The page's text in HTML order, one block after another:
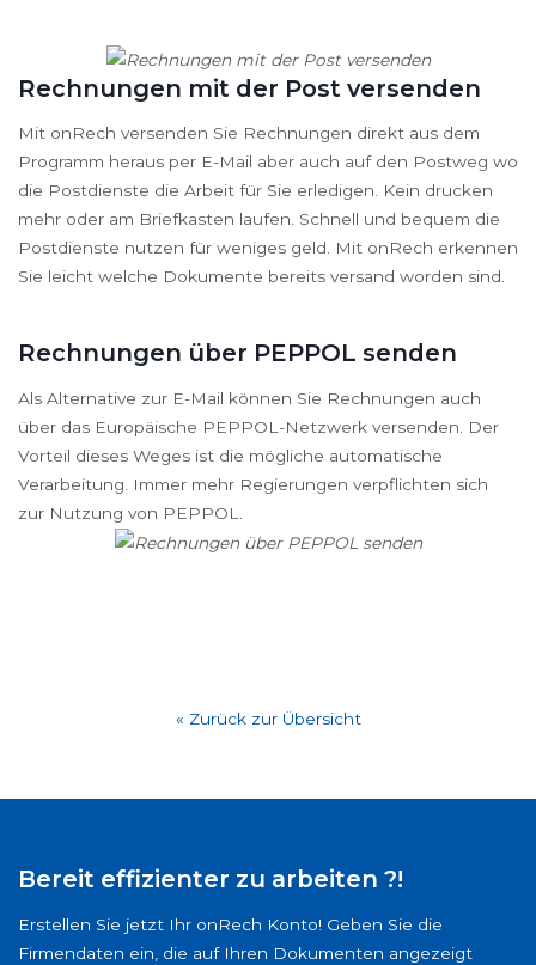
Rechnungen mit der Post versenden
Mit onRech versenden Sie Rechnungen direkt aus dem
Programm heraus per E-Mail aber auch auf den Postweg wo
die Postdienste die Arbeit für Sie erledigen. Kein drucken
mehr oder am Briefkasten laufen. Schnell und bequem die
Postdienste nutzen für weniges geld. Mit onRech erkennen
Sie leicht welche Dokumente bereits versand worden sind.
Rechnungen über PEPPOL senden
Als Alternative zur E-Mail können Sie Rechnungen auch
über das Europäische PEPPOL-Netzwerk versenden. Der
Vorteil dieses Weges ist die mögliche automatische
Verarbeitung. Immer mehr Regierungen verpflichten sich
zur Nutzung von PEPPOL.
« Zurück zur Übersicht
Bereit effizienter zu arbeiten ?!
Erstellen Sie jetzt Ihr onRech Konto! Geben Sie die
Firmendaten ein, die auf Ihren Dokumenten angezeigt